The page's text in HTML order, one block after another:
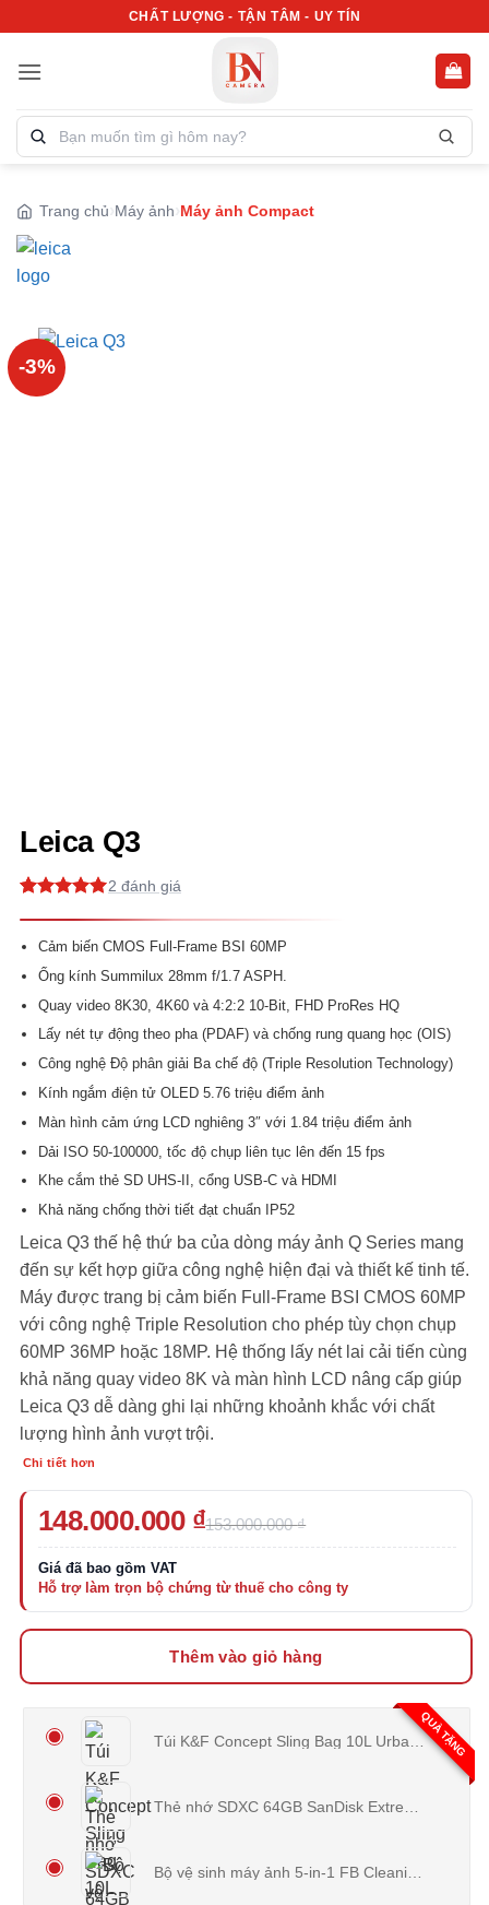
nội
CHẤT LƯỢNG - TẬN TÂM - UY TÍN
Tìm
kiếm
phẩm:
Trang chủ Máy ảnh Máy ảnh Compact
-3%
Leica Q3
đánh giá
2
Cảm biến CMOS Full-Frame BSI 60MP
Ống kính Summilux 28mm f/1.7 ASPH.
Quay video 8K30, 4K60 và 4:2:2 10-Bit, FHD ProRes HQ
Lấy nét tự động theo pha (PDAF) và chống rung quang học (OIS)
Công nghệ Độ phân giải Ba chế độ (Triple Resolution Technology)
Kính ngắm điện tử OLED 5.76 triệu điểm ảnh
Màn hình cảm ứng LCD nghiêng 3″ với 1.84 triệu điểm ảnh
Dải ISO 50-100000, tốc độ chụp liên tục lên đến 15 fps
Khe cắm thẻ SD UHS-II, cổng USB-C và HDMI
Khả năng chống thời tiết đạt chuẩn IP52
Leica Q3 thế hệ thứ ba của dòng máy ảnh Q Series mang
đến sự kết hợp giữa công nghệ hiện đại và thiết kế tinh tế.
Máy được trang bị cảm biến Full-Frame BSI CMOS 60MP
với công nghệ Triple Resolution cho phép tùy chọn chụp
60MP 36MP hoặc 18MP. Hệ thống lấy nét lai cải tiến cùng
khả năng quay video 8K và màn hình LCD nâng cấp giúp
Leica Q3 dễ dàng ghi lại những khoảnh khắc với chất
lượng hình ảnh vượt trội.
Chi tiết hơn
153.000.000₫
Giá
gốc
là:
153.000.000 ₫.
148.000.000 ₫
Giá
hiện
tại
là:
148.000.000 ₫.
Thêm vào giỏ hàng
QUÀ TẶNG
Túi K&F Concept Sling Bag 10L UrbanWander 14
Bộ vệ sinh máy ảnh 5-in-1 FB Cleaning Kit